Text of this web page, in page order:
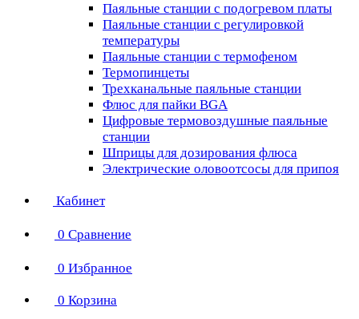
Паяльные станции с подогревом платы
Паяльные станции с регулировкой
температуры
Паяльные станции с термофеном
Термопинцеты
Трехканальные паяльные станции
Флюс для пайки BGA
Цифровые термовоздушные паяльные
станции
Шприцы для дозирования флюса
Электрические оловоотсосы для припоя
Кабинет
0 Сравнение
0 Избранное
0 Корзина